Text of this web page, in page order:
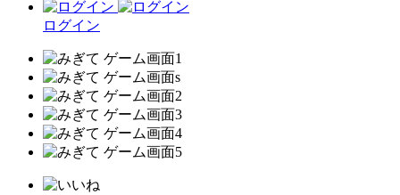
ログイン